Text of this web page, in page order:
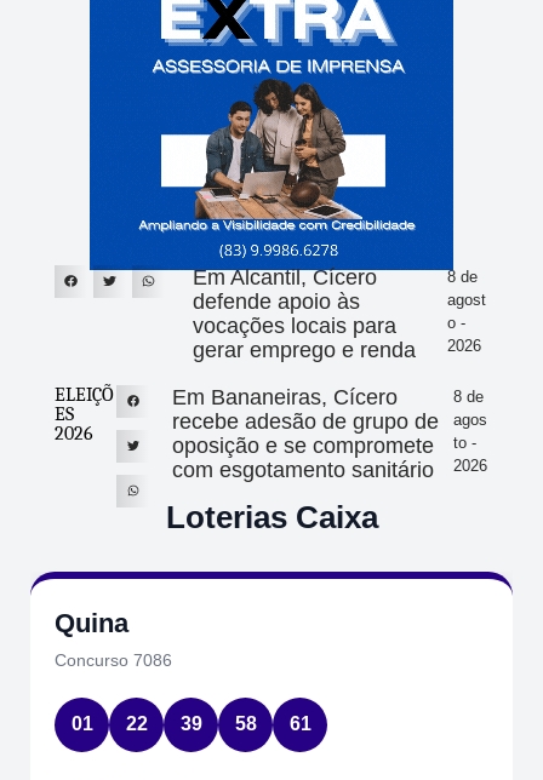
Em Alcantil, Cícero
defende apoio às
vocações locais para
gerar emprego e renda
8 de
agost
o -
2026
ELEIÇÕ
ES
2026
Em Bananeiras, Cícero
recebe adesão de grupo de
oposição e se compromete
com esgotamento sanitário
8 de
agos
to -
2026
Loterias Caixa
Quina
Concurso 7086
01 22 39 58 61